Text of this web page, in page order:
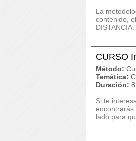
La
contenido,
CURSO
Método:
Temática:
Duración:
Si te
encontrarás
lado para